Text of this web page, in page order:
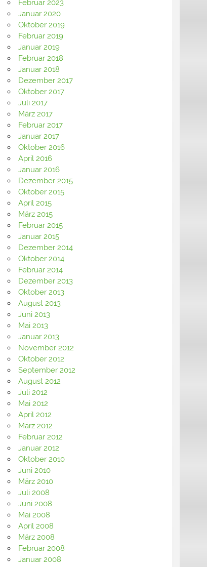
Februar 2023
Januar 2020
Oktober 2019
Februar 2019
Januar 2019
Februar 2018
Januar 2018
Dezember 2017
Oktober 2017
Juli 2017
März 2017
Februar 2017
Januar 2017
Oktober 2016
April 2016
Januar 2016
Dezember 2015
Oktober 2015
April 2015
März 2015
Februar 2015
Januar 2015
Dezember 2014
Oktober 2014
Februar 2014
Dezember 2013
Oktober 2013
August 2013
Juni 2013
Mai 2013
Januar 2013
November 2012
Oktober 2012
September 2012
August 2012
Juli 2012
Mai 2012
April 2012
März 2012
Februar 2012
Januar 2012
Oktober 2010
Juni 2010
März 2010
Juli 2008
Juni 2008
Mai 2008
April 2008
März 2008
Februar 2008
Januar 2008